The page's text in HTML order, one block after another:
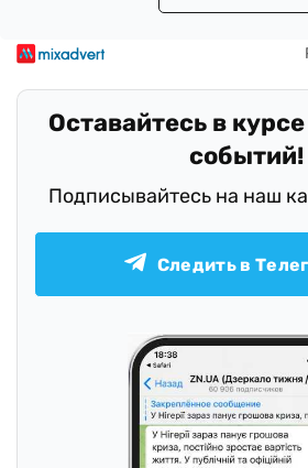
Оставайтесь в
событий!
Подписывайтесь на наш
Следить в